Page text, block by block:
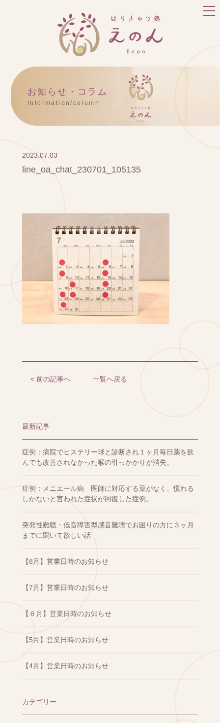
お知らせ・コラム
Information/column
2023.07.03
line_oa_chat_230701_105135
< 前の記事へ 一覧へ戻る
最新記事
症例：病院でヒステリー球と診断され１ヶ月毎日薬を飲
んでも改善されなかった喉の引っかかりが消失。
症例：メニエール病 医師に対応する薬がなく、慣れる
しかないと言われた症状が回復した症例。
突発性難聴・低音障害型感音難聴でお困りの方に３ヶ月
までに聞いて欲しい話
【8月】営業日時のお知らせ
【7月】営業日時のお知らせ
【６月】営業日時のお知らせ
【5月】営業日時のお知らせ
【4月】営業日時のお知らせ
カテゴリー